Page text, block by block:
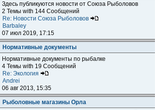
Здесь публикуются новости от Союза Рыболовов
2 Темы with 144 Сообщений
Re: Новости Союза Рыболовов
Barbaley
07 июл 2019, 17:15
Нормативные документы
Нормативные документы по рыбалке
4 Темы with 19 Сообщений
Re: Экология
Andrei
06 авг 2013, 15:35
Рыболовные магазины Орла